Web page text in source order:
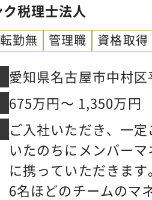
イト トーマツグルー
見・多様な経験を保
し、ご自身のスキル
ります。・地元の有
す。・比較的ワーク
すく、リモートと出
が浸透しています。
税理士法人
転勤無 管理職 資格取
愛知県名古屋市中村
12 グローバルゲー
675万円～ 1,350万円
ご入社いただき、一
いたのちにメンバー
に携っていただきま
6名ほどのチームのマ